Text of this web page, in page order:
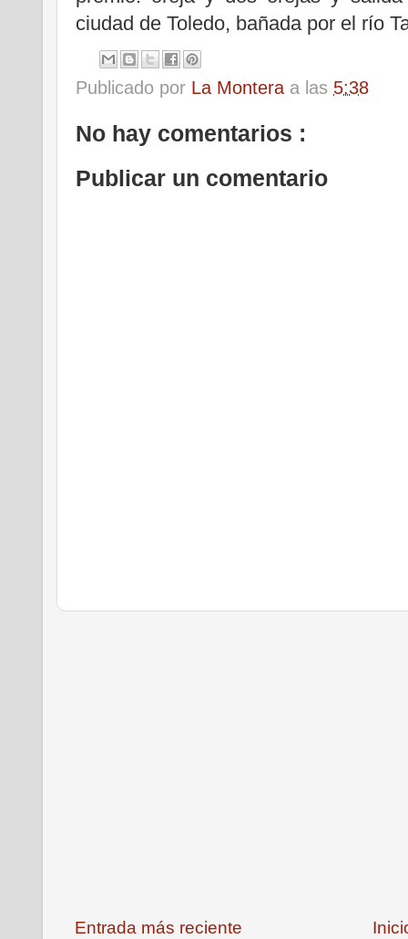
ciudad de Toledo, bañada por el río
Publicado por La Montera a las 5:38
No hay comentarios :
Publicar un comentario
Entrada más reciente